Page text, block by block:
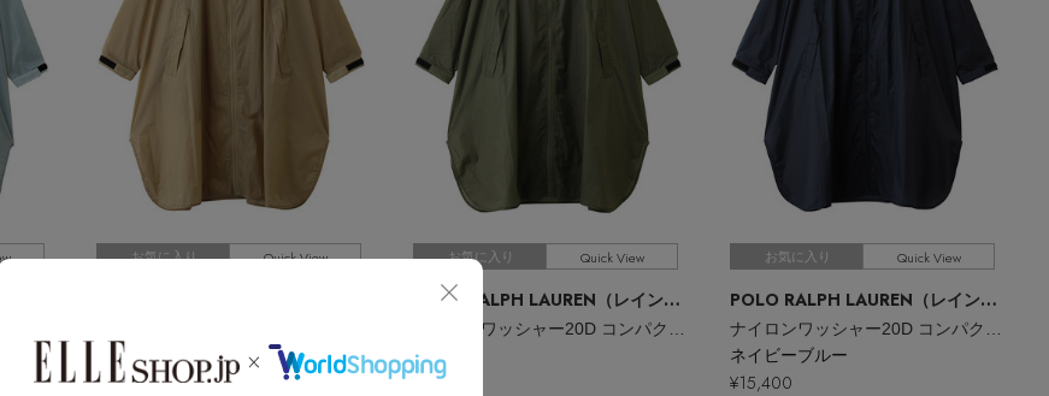
/ポロ ラルフ ローレン（レイングッズ・アマガサ・ヒガサ）
お気に入り Quick View
/ポロ ラルフ ローレン（レイングッズ・アマガサ・ヒガサ）
ベージュ
¥15,400
お気に入り Quick View
POLO RALPH LAUREN（レイングッズ・雨傘・日傘）
/ポロ ラルフ ローレン（レイング
カーキー
¥15,400
お気に入り Quick View
POLO RALPH LAUREN（レイングッズ・雨傘・日傘）
ネイビーブルー
¥15,400